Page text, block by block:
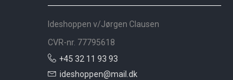
Ideshoppen v/Jørgen Clausen
CVR-nr. 77795618
+45 32 11 93 93
ideshoppen@mail.dk